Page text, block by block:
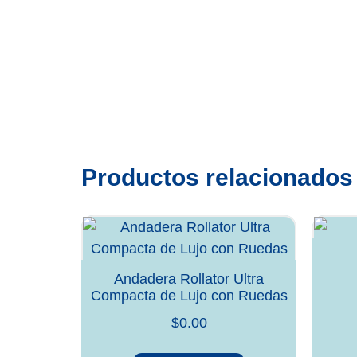
Productos relacionados
Andadera Rollator Ultra
Compacta de Lujo con Ruedas
$0.00